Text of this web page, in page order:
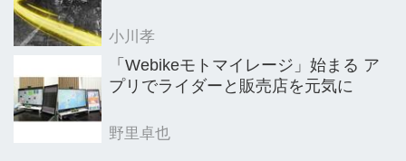
小川孝
「Webikeモトマイレージ」始まる ア
プリでライダーと販売店を元気に
野里卓也